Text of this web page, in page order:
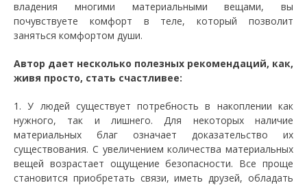
владения многими материальными вещами, вы
почувствуете комфорт в теле, который позволит
заняться комфортом души.
Автор дает несколько полезных рекомендаций, как,
живя просто, стать счастливее:
1. У людей существует потребность в накоплении как
нужного, так и лишнего. Для некоторых наличие
материальных благ означает доказательство их
существования. С увеличением количества материальных
вещей возрастает ощущение безопасности. Все проще
становится приобретать связи, иметь друзей, обладать